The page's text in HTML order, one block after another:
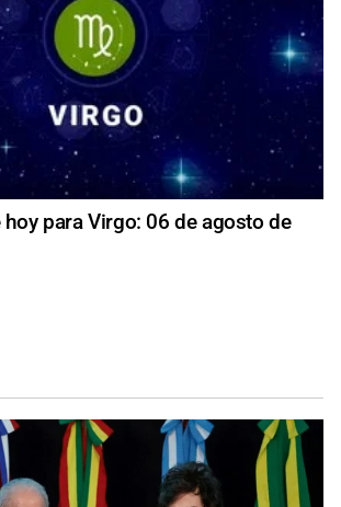
para Virgo: 06 de agosto de